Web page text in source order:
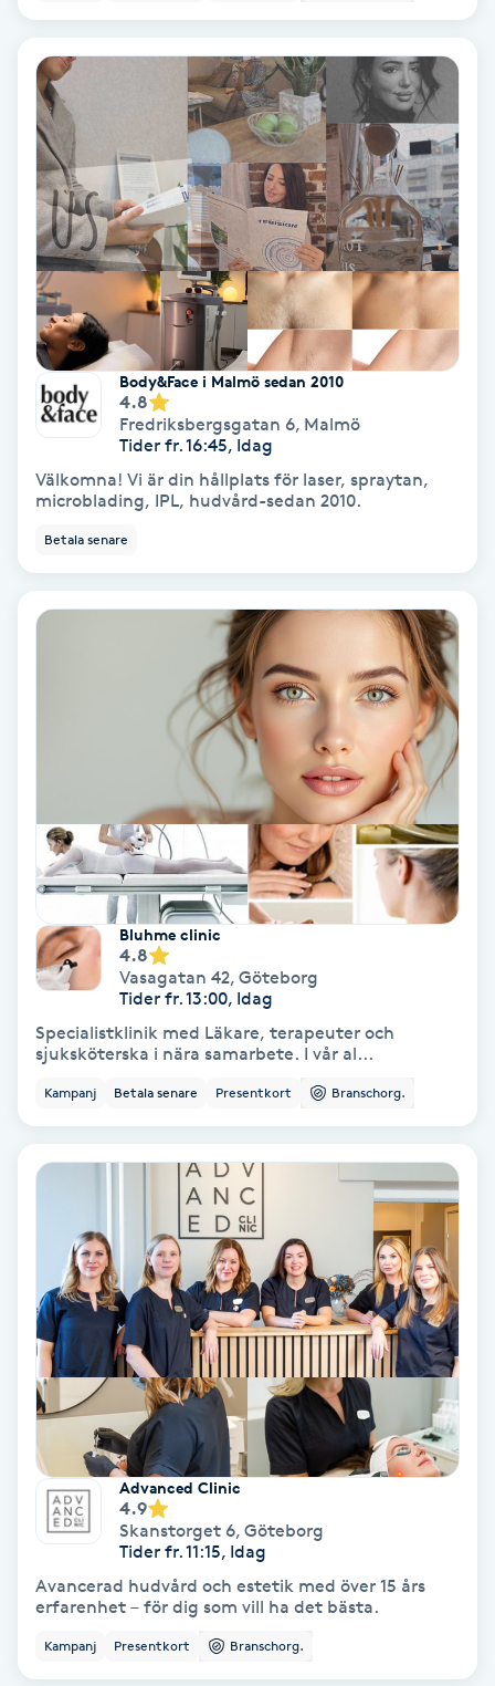
Nagelförlängning akryl
Nagelförlängning gelé
Nagelförlängning glasfiber
Nagelförlängning silke
Nagelförstärkning
Nagelklippning
Nagelsvamp
Nageltrång
Naglar borttagning
NBE-massage
Ny frisyr
Ombre naglar
Optiker
Ortobionomi
Osteopati
Paraffinbehandling
Pedikyr
Body&Face i Malmö sedan 2010
4.8
Fredriksbergsgatan 6, Malmö
Tider fr. 16:45, Idag
Välkomna! Vi är din hållplats för laser, spraytan,
microblading, IPL, hudvård-sedan 2010.
Betala senare
Bluhme clinic
4.8
Vasagatan 42, Göteborg
Tider fr. 13:00, Idag
Specialistklinik med Läkare, terapeuter och
sjuksköterska i nära samarbete. I vår al...
Kampanj Betala senare Presentkort Branschorg.
Advanced Clinic
4.9
Skanstorget 6, Göteborg
Tider fr. 11:15, Idag
Avancerad hudvård och estetik med över 15 års
erfarenhet – för dig som vill ha det bästa.
Kampanj Presentkort Branschorg.